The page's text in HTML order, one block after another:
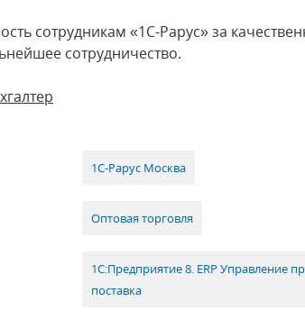
сотрудникам «1С-Рарус» за
сотрудничество.
1С-Рарус Москва
Оптовая торговля
1С:Предприятие 8. ERP Управление
поставка